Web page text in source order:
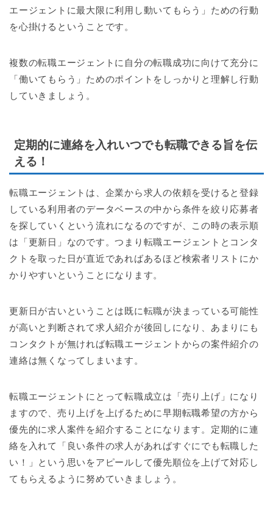
エージェントに最大限に利用し動いてもらう」ための行動
を心掛けるということです。
複数の転職エージェントに自分の転職成功に向けて充分に
「働いてもらう」ためのポイントをしっかりと理解し行動
していきましょう。
定期的に連絡を入れいつでも転職できる旨を伝
える！
転職エージェントは、企業から求人の依頼を受けると登録
している利用者のデータベースの中から条件を絞り応募者
を探していくという流れになるのですが、この時の表示順
は「更新日」なのです。つまり転職エージェントとコンタ
クトを取った日が直近であればあるほど検索者リストにか
かりやすいということになります。
更新日が古いということは既に転職が決まっている可能性
が高いと判断されて求人紹介が後回しになり、あまりにも
コンタクトが無ければ転職エージェントからの案件紹介の
連絡は無くなってしまいます。
転職エージェントにとって転職成立は「売り上げ」になり
ますので、売り上げを上げるために早期転職希望の方から
優先的に求人案件を紹介することになります。定期的に連
絡を入れて「良い条件の求人があればすぐにでも転職した
い！」という思いをアピールして優先順位を上げて対応し
てもらえるように努めていきましょう。